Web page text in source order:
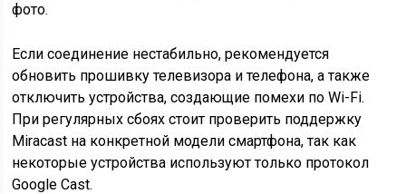
фото.
Если соединение нестабильно, рекомендуется
обновить прошивку телевизора и телефона, а также
отключить устройства, создающие помехи по Wi-Fi.
При регулярных сбоях стоит проверить поддержку
Miracast на конкретной модели смартфона, так как
некоторые устройства используют только протокол
Google Cast.